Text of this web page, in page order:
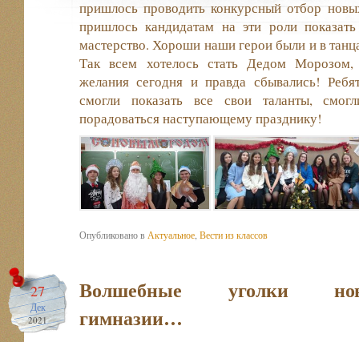
пришлось проводить конкурсный отбор
пришлось кандидатам на эти роли
мастерство. Хороши наши герои были и в
Так всем хотелось стать Дедом
желания сегодня и правда сбывались!
смогли показать все свои таланты,
порадоваться наступающему празднику!
Опубликовано в Актуальное Вести из классов
27
Дек
2021
Волшебные уголки
гимназии…